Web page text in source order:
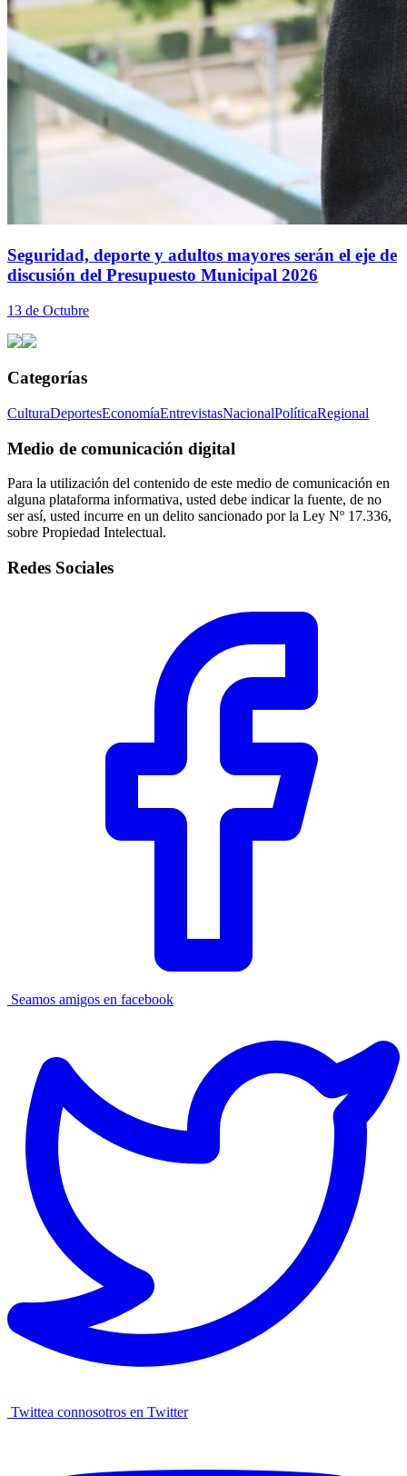
Seguridad, deporte y adultos mayores serán el eje de
discusión del Presupuesto Municipal 2026
13 de Octubre
Categorías
CulturaDeportesEconomíaEntrevistasNacionalPolíticaRegional
Medio de comunicación digital
Para la utilización del contenido de este medio de comunicación en
alguna plataforma informativa, usted debe indicar la fuente, de no
ser así, usted incurre en un delito sancionado por la Ley Nº 17.336,
sobre Propiedad Intelectual.
Redes Sociales
Seamos amigos en facebook
Twittea connosotros en Twitter